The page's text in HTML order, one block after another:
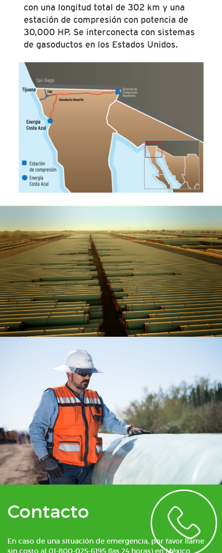
con una longitud total de 302 km y una
estación de compresión con potencia de
30,000 HP. Se interconecta con sistemas
de gasoductos en los Estados Unidos.
Contacto
En caso de una situación de emergencia, por favor llame